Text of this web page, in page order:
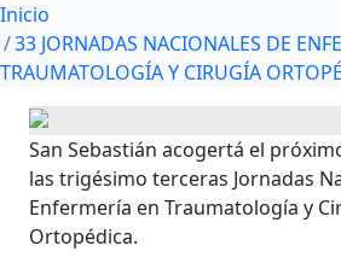
Inicio
33 JORNADAS NACIONALES DE
TRAUMATOLOGÍA Y CIRUGÍA
San Sebastián acogertá el
las trigésimo terceras Jornadas
Enfermería en Traumatología y
Ortopédica.